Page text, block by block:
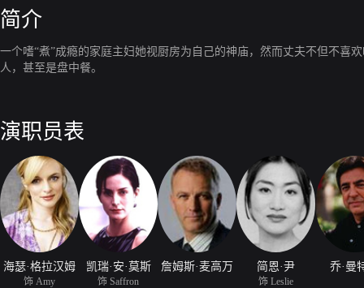
简介
一个嗜“煮”成瘾的家庭主妇她视厨房为自己的神庙，然而丈夫不但不喜
人，甚至是盘中餐。
演职员表
海瑟·格拉汉姆
饰 Amy
凯瑞·安·莫斯
饰 Saffron
詹姆斯·麦高万 简恩·尹
饰 Leslie
乔·曼